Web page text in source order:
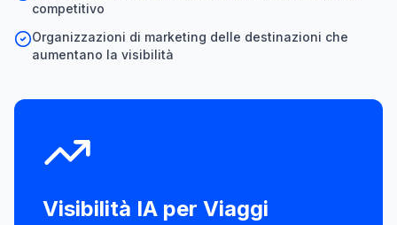
competitivo
Organizzazioni di marketing delle destinazioni che
aumentano la visibilità
Visibilità IA per Viaggi